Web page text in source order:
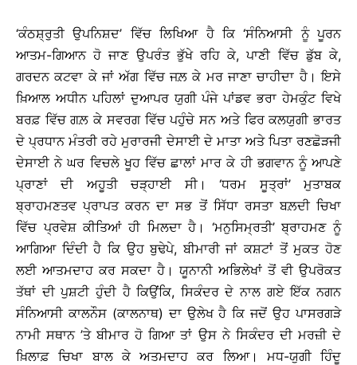
‘ਕੰਠਸ਼੍ਰੁਤੀ ਉਪਨਿਸ਼ਦ’ ਵਿੱਚ ਲਿਖਿਆ ਹੈ ਕਿ ‘ਸੰਨਿਆਸੀ ਨੂੰ ਪੂਰਨ
ਆਤਮ-ਗਿਆਨ ਹੋ ਜਾਣ ਉਪਰੰਤ ਭੁੱਖੇ ਰਹਿ ਕੇ, ਪਾਣੀ ਵਿੱਚ ਡੁੱਬ ਕੇ,
ਗਰਦਨ ਕਟਵਾ ਕੇ ਜਾਂ ਅੱਗ ਵਿੱਚ ਜਲ਼ ਕੇ ਮਰ ਜਾਣਾ ਚਾਹੀਦਾ ਹੈ। ਇਸੇ
ਖ਼ਿਆਲ ਅਧੀਨ ਪਹਿਲਾਂ ਦੁਆਪਰ ਯੁਗੀ ਪੰਜੇ ਪਾਂਡਵ ਭਰਾ ਹੇਮਕੁੰਟ ਵਿਖੇ
ਬਰਫ਼ ਵਿੱਚ ਗਲ਼ ਕੇ ਸਵਰਗ ਵਿੱਚ ਪਹੁੰਚੇ ਸਨ ਅਤੇ ਫਿਰ ਕਲਯੁਗੀ ਭਾਰਤ
ਦੇ ਪ੍ਰਧਾਨ ਮੰਤਰੀ ਰਹੇ ਮੁਰਾਰਜੀ ਦੇਸਾਈ ਦੇ ਮਾਤਾ ਅਤੇ ਪਿਤਾ ਰਣਛੋੜਜੀ
ਦੇਸਾਈ ਨੇ ਘਰ ਵਿਚਲੇ ਖੂਹ ਵਿੱਚ ਛਾਲਾਂ ਮਾਰ ਕੇ ਹੀ ਭਗਵਾਨ ਨੂੰ ਆਪਣੇ
ਪ੍ਰਾਣਾਂ ਦੀ ਅਹੂਤੀ ਚੜ੍ਹਾਈ ਸੀ। ‘ਧਰਮ ਸੂਤ੍ਰਾਂ’ ਮੁਤਾਬਕ
ਬ੍ਰਾਹਮਣਤਵ ਪ੍ਰਾਪਤ ਕਰਨ ਦਾ ਸਭ ਤੋਂ ਸਿੱਧਾ ਰਸਤਾ ਬਲ਼ਦੀ ਚਿਖਾ
ਵਿੱਚ ਪ੍ਰਵੇਸ਼ ਕੀਤਿਆਂ ਹੀ ਮਿਲਦਾ ਹੈ। ‘ਮਨੁਸਿਮ੍ਰਤੀ’ ਬ੍ਰਾਹਮਣ ਨੂੰ
ਆਗਿਆ ਦਿੰਦੀ ਹੈ ਕਿ ਉਹ ਬੁਢੇਪੇ, ਬੀਮਾਰੀ ਜਾਂ ਕਸ਼ਟਾਂ ਤੋਂ ਮੁਕਤ ਹੋਣ
ਲਈ ਆਤਮਦਾਹ ਕਰ ਸਕਦਾ ਹੈ। ਯੂਨਾਨੀ ਅਭਿਲੇਖਾਂ ਤੋਂ ਵੀ ਉਪਰੋਕਤ
ਤੱਥਾਂ ਦੀ ਪੁਸ਼ਟੀ ਹੁੰਦੀ ਹੈ ਕਿਉਂਕਿ, ਸਿਕੰਦਰ ਦੇ ਨਾਲ ਗਏ ਇੱਕ ਨਗਨ
ਸੰਨਿਆਸੀ ਕਾਲਨੌਸ (ਕਾਲਨਾਥ) ਦਾ ਉਲੇਖ ਹੈ ਕਿ ਜਦੋਂ ਉਹ ਪਾਸਰਗੜੇ
ਨਾਮੀ ਸਥਾਨ ’ਤੇ ਬੀਮਾਰ ਹੋ ਗਿਆ ਤਾਂ ਉਸ ਨੇ ਸਿਕੰਦਰ ਦੀ ਮਰਜ਼ੀ ਦੇ
ਖ਼ਿਲਾਫ਼ ਚਿਖਾ ਬਾਲ ਕੇ ਅਤਮਦਾਹ ਕਰ ਲਿਆ। ਮਧ-ਯੁਗੀ ਹਿੰਦੂ